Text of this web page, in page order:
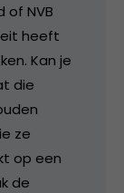
of NVB
heeft
Kan je
die
ze
op een
de